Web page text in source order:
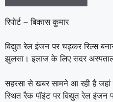
रिपोर्ट – बिकास कुमार
विद्युत रेल इंजन पर चढ़कर रिल्स
झुलसा। इलाज के लिए सदर अस्पताल
सहरसा से खबर सामने आ रही है जहां
स्थित रैक पॉइंट पर विद्युत रेल इंजन